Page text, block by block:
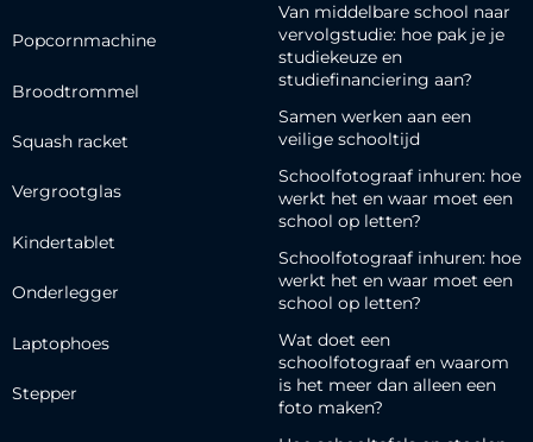
Popcornmachine
Broodtrommel
Squash racket
Vergrootglas
Kindertablet
Onderlegger
Laptophoes
Stepper
Van middelbare school naar
vervolgstudie: hoe pak je je
studiekeuze en
studiefinanciering aan?
Samen werken aan een
veilige schooltijd
Schoolfotograaf inhuren: hoe
werkt het en waar moet een
school op letten?
Schoolfotograaf inhuren: hoe
werkt het en waar moet een
school op letten?
Wat doet een
schoolfotograaf en waarom
is het meer dan alleen een
foto maken?